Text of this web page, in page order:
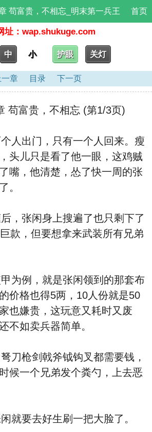
苟富贵，不相忘_明末第一兵王 首页
址：wap.shukuge.com
中 小 护眼 关灯
一章 目录 下一页
苟富贵，不相忘 (第1/3页)
人出门，只有一个人回来。瘦
头儿只是看了他一眼，这鸡贼
嘴，他清楚，怂了快一周的张
。
，张闲身上搜遍了也只剩下了
款，但要想拿来武装所有兄弟
为例，就是张闲领到的那套布
价格也得5两，10人份就是50
也嫌贵，这玩意又耗时又废
不如卖兵器简单。
刀枪剑戟斧钺钩叉都需要钱，
候一个兄弟发个粪勺，上去恶
就要去好生刷一把大脸了。